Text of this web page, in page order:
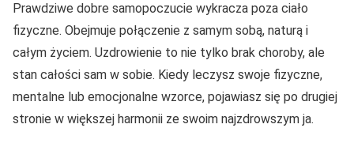
Prawdziwe dobre samopoczucie wykracza poza ciało
fizyczne. Obejmuje połączenie z samym sobą, naturą i
całym życiem. Uzdrowienie to nie tylko brak choroby, ale
stan całości sam w sobie. Kiedy leczysz swoje fizyczne,
mentalne lub emocjonalne wzorce, pojawiasz się po drugiej
stronie w większej harmonii ze swoim najzdrowszym ja.